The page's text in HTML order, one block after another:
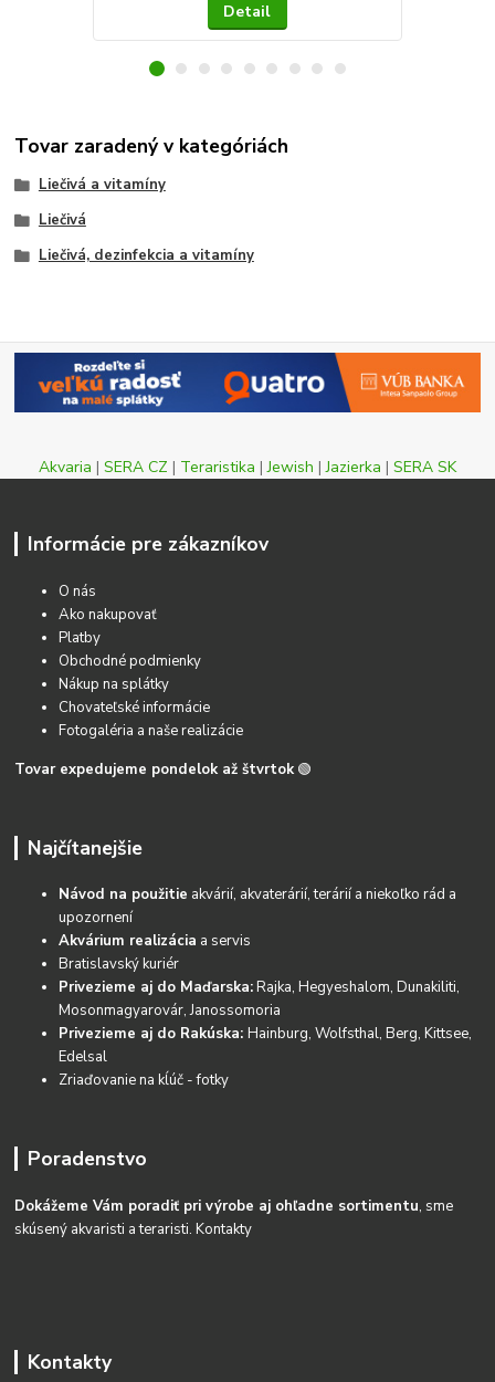
Detail
Tovar zaradený v kategóriách
Liečivá a vitamíny
Liečivá
Liečivá, dezinfekcia a vitamíny
Akvaria | SERA CZ | Teraristika |Jewish |Jazierka | SERA SK
Informácie pre zákazníkov
O nás
Ako nakupovať
Platby
Obchodné podmienky
Nákup na splátky
Chovateľské informácie
Fotogaléria a naše realizácie
Tovar expedujeme pondelok až štvrtok 🟢
Najčítanejšie
Návod na použitie akvárií, akvaterárií, terárií a niekoľko rád a
upozornení
Akvárium realizácia a servis
Bratislavský kuriér
Privezieme aj do Maďarska:Rajka, Hegyeshalom, Dunakiliti,
Mosonmagyarovár, Janossomoria
Privezieme aj do Rakúska:Hainburg, Wolfsthal, Berg, Kittsee,
Edelsal
Zriaďovanie na kĺúč - fotky
Poradenstvo
Dokážeme Vám poradiť pri výrobe aj ohľadne sortimentu, sme
skúsený akvaristi a teraristi.Kontakty
Kontakty